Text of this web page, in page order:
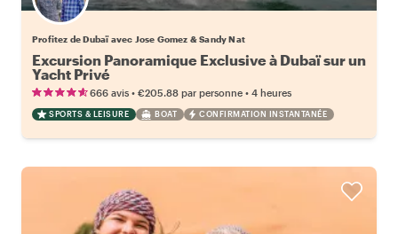
Profitez de Dubaï avec Jose Gomez & Sandy Nat
Excursion Panoramique Exclusive à Dubaï sur un
Yacht Privé
666 avis • €205.88 par personne • 4 heures
SPORTS & LEISURE BOAT CONFIRMATION INSTANTANÉE